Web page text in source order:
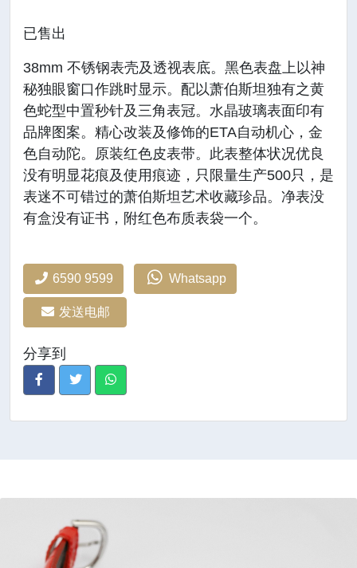
已售出
38mm 不锈钢表壳及透视表底。黑色表盘上以神
秘独眼窗口作跳时显示。配以萧伯斯坦独有之黄
色蛇型中置秒针及三角表冠。水晶玻璃表面印有
品牌图案。精心改装及修饰的ETA自动机心，金
色自动陀。原装红色皮表带。此表整体状况优良
没有明显花痕及使用痕迹，只限量生产500只，是
表迷不可错过的萧伯斯坦艺术收藏珍品。净表没
有盒没有证书，附红色布质表袋一个。
6590 9599 Whatsapp
发送电邮
分享到